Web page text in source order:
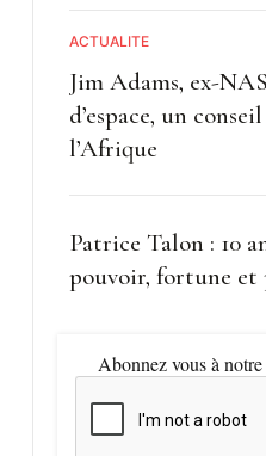
ACTUALITE
Jim Adams, ex-
d’espace, un
l’Afrique
Patrice Talon : 10
pouvoir, fortune et
Abonnez vous à